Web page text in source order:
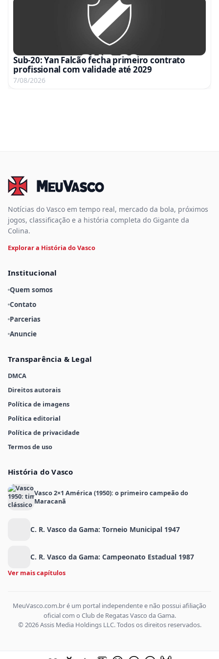
Sub-20: Yan Falcão fecha primeiro contrato
profissional com validade até 2029
7/08/2026
Notícias do Vasco em tempo real, mercado da bola, próximos
jogos, classificação e a história completa do Gigante da
Colina.
Explorar a História do Vasco
Institucional
Quem somos
Contato
Parcerias
Anuncie
Transparência & Legal
DMCA
Direitos autorais
Política de imagens
Política editorial
Política de privacidade
Termos de uso
História do Vasco
Vasco 2×1 América (1950): o primeiro campeão do
Maracanã
C. R. Vasco da Gama: Torneio Municipal 1947
C. R. Vasco da Gama: Campeonato Estadual 1987
Ver mais capítulos
MeuVasco.com.br é um portal independente e não possui afiliação
oficial com o Club de Regatas Vasco da Gama.
© 2026 Assis Media Holdings LLC. Todos os direitos reservados.